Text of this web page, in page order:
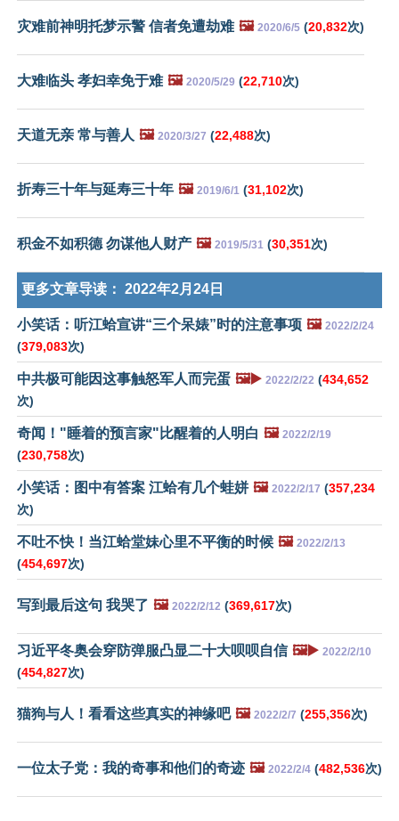
灾难前神明托梦示警 信者免遭劫难 🖼️ 2020/6/5 (20,832次)
大难临头 孝妇幸免于难 🖼️ 2020/5/29 (22,710次)
天道无亲 常与善人 🖼️ 2020/3/27 (22,488次)
折寿三十年与延寿三十年 🖼️ 2019/6/1 (31,102次)
积金不如积德 勿谋他人财产 🖼️ 2019/5/31 (30,351次)
更多文章导读： 2022年2月24日
小笑话：听江蛤宣讲“三个呆婊”时的注意事项 🖼️ 2022/2/24
(379,083次)
中共极可能因这事触怒军人而完蛋 🖼️▶️ 2022/2/22 (434,652
次)
奇闻！"睡着的预言家"比醒着的人明白 🖼️ 2022/2/19
(230,758次)
小笑话：图中有答案 江蛤有几个蛙姘 🖼️ 2022/2/17 (357,234
次)
不吐不快！当江蛤堂妹心里不平衡的时候 🖼️ 2022/2/13
(454,697次)
写到最后这句 我哭了 🖼️ 2022/2/12 (369,617次)
习近平冬奥会穿防弹服凸显二十大呗呗自信 🖼️▶️ 2022/2/10
(454,827次)
猫狗与人！看看这些真实的神缘吧 🖼️ 2022/2/7 (255,356次)
一位太子党：我的奇事和他们的奇迹 🖼️ 2022/2/4 (482,536次)